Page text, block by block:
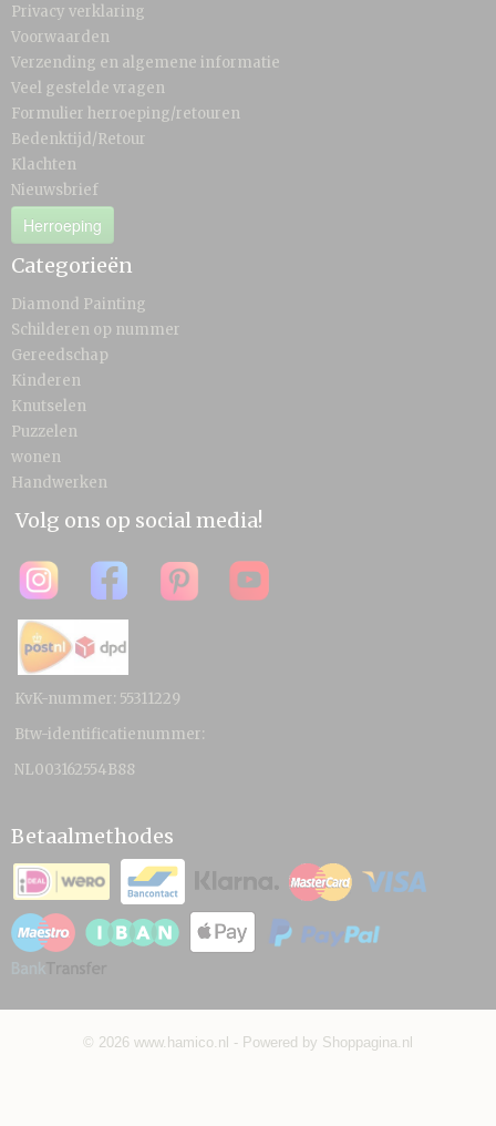
Privacy verklaring
Voorwaarden
Verzending en algemene informatie
Veel gestelde vragen
Formulier herroeping/retouren
Bedenktijd/Retour
Klachten
Nieuwsbrief
Herroeping
Categorieën
Diamond Painting
Schilderen op nummer
Gereedschap
Kinderen
Knutselen
Puzzelen
wonen
Handwerken
Volg ons op social media!
KvK-nummer: 55311229
Btw-identificatienummer:
NL003162554B88
Betaalmethodes
© 2026 www.hamico.nl - Powered by Shoppagina.nl